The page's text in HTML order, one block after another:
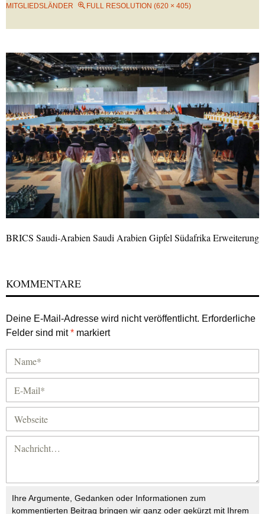
ITGLIEDSLÄNDER
FULL RESOLUTION (620 × 405)
BRICS Saudi-Arabien Saudi Arabien Gipfel Südafrika Erweiterung
KOMMENTARE
Deine E-Mail-Adresse wird nicht veröffentlicht. Erforderliche
Felder sind mit* markiert
Ihre Argumente, Gedanken oder Informationen zum
kommentierten Beitrag bringen wir ganz oder gekürzt mit Ihrem